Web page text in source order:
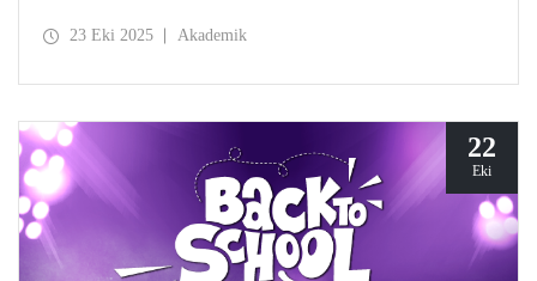
Azerbaycan Üniversitesi ve Karabağ Üniversitesi
23 Eki 2025 Akademik
22
Eki